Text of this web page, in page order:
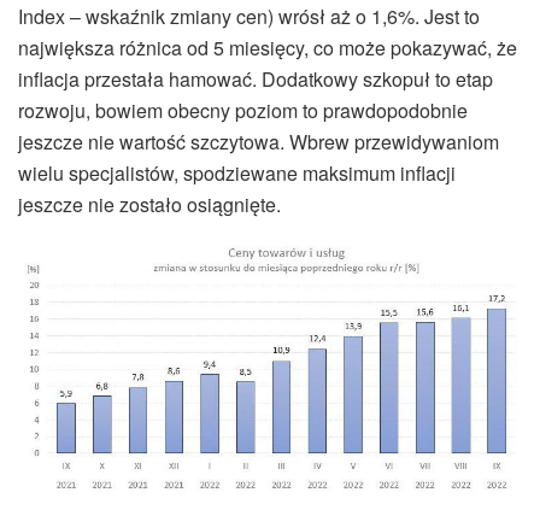
Index – wskaźnik zmiany cen) wrósł aż o 1,6%. Jest to
największa różnica od 5 miesięcy, co może pokazywać, że
inflacja przestała hamować. Dodatkowy szkopuł to etap
rozwoju, bowiem obecny poziom to prawdopodobnie
jeszcze nie wartość szczytowa. Wbrew przewidywaniom
wielu specjalistów, spodziewane maksimum inflacji
jeszcze nie zostało osiągnięte.